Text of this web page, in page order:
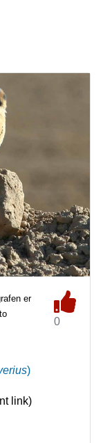
er
0
)
link)